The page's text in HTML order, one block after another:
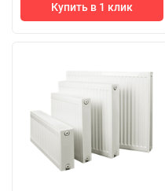
Купить в 1 клик